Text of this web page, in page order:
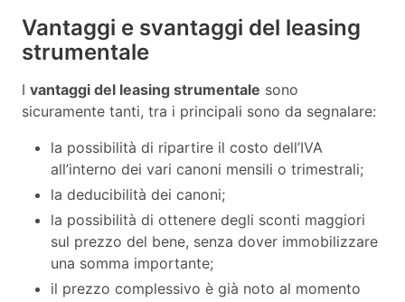
Vantaggi e svantaggi del leasing
strumentale
I vantaggi del leasing strumentale sono
sicuramente tanti, tra i principali sono da segnalare:
la possibilità di ripartire il costo dell’IVA
all’interno dei vari canoni mensili o trimestrali;
la deducibilità dei canoni;
la possibilità di ottenere degli sconti maggiori
sul prezzo del bene, senza dover immobilizzare
una somma importante;
il prezzo complessivo è già noto al momento